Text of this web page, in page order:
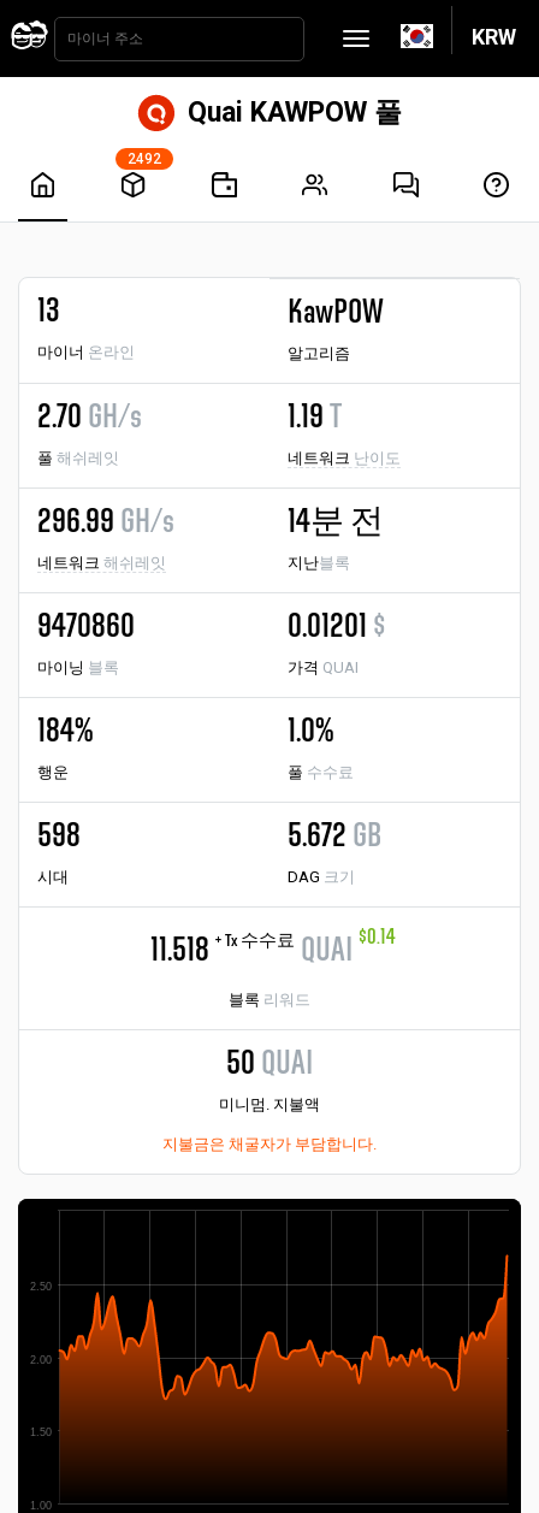
KRW
Quai KAWPOW 풀
2492
13
마이너 온라인
KawPOW
알고리즘
2.70 GH/s
풀 해쉬레잇
1.19 T
네트워크 난이도
296.99 GH/s
네트워크 해쉬레잇
14분 전
지난블록
9470860
마이닝 블록
0.01201 $
가격 QUAI
184%
행운
1.0%
풀 수수료
598
시대
5.672 GB
DAG 크기
11.518 + Tx 수수료 QUAI $0.14
블록 리워드
50 QUAI
미니멈. 지불액
지불금은 채굴자가 부담합니다.
1.00
1.50
2.00
2.50